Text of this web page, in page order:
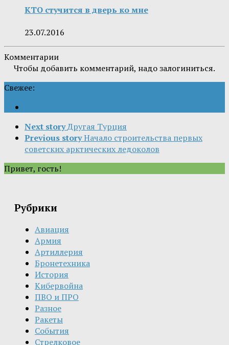
КТО стучится в дверь ко мне
23.07.2016
Комментарии
Чтобы добавить комментарий, надо залогиниться.
Свежее:
Next storyДругая Турция
Previous storyНачало строительства первых
советских арктических ледоколов
Привет, гость!
Рубрики
Авиация
Армия
Артиллерия
Бронетехника
История
Кибервойна
ПВО и ПРО
Разное
Ракеты
События
Стрелковое